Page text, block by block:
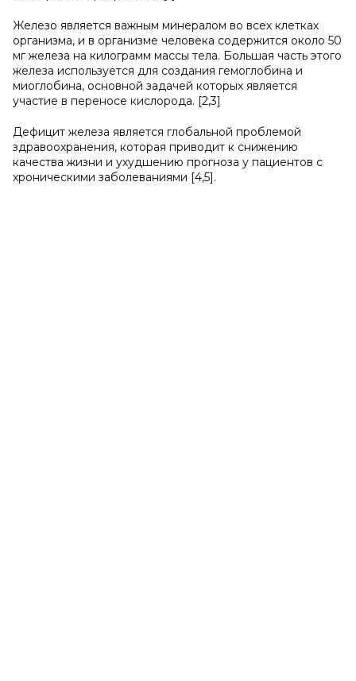
Железо является важным минералом во всех клетках
организма, и в организме человека содержится около 50
мг железа на килограмм массы тела. Большая часть этого
железа используется для создания гемоглобина и
миоглобина, основной задачей которых является
участие в переносе кислорода. [2,3]
Дефицит железа является глобальной проблемой
здравоохранения, которая приводит к снижению
качества жизни и ухудшению прогноза у пациентов с
хроническими заболеваниями [4,5].